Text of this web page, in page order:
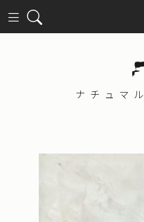
ナチュマル